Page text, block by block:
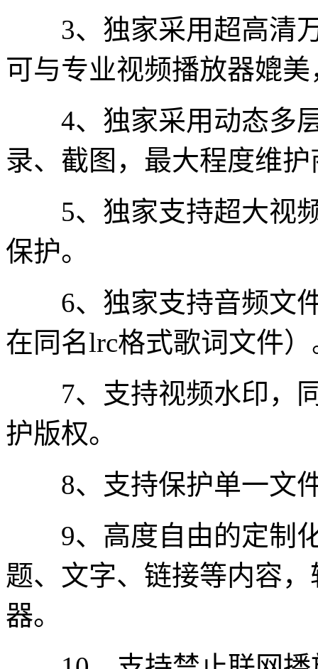
3、独家采用超高清万
可与专业视频播放器媲
4、独家采用动态多层
录、截图，最大程度维
5、独家支持超大视频
保护。
6、独家支持音频文件
在同名lrc格式歌词文件）
7、支持视频水印，同
护版权。
8、支持保护单一文件
9、高度自由的定制化
题、文字、链接等内容
器。